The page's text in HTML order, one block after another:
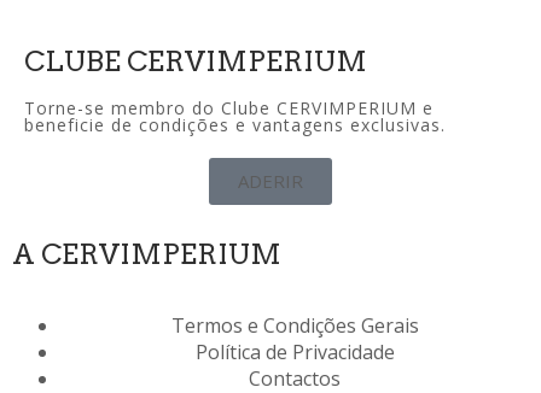
CLUBE CERVIMPERIUM
Torne-se membro do Clube CERVIMPERIUM e
beneficie de condições e vantagens exclusivas.
ADERIR
A CERVIMPERIUM
Termos e Condições Gerais
Política de Privacidade
Contactos